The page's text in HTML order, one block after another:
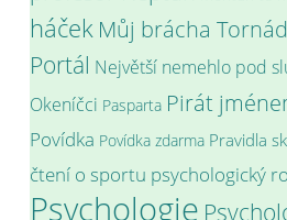
háček Můj brácha
Portál Největší nemehlo pod
Okeníčci Pasparta Pirát
Povídka Povídka zdarma Pravidla
čtení o sportu psychologický
Psychologie